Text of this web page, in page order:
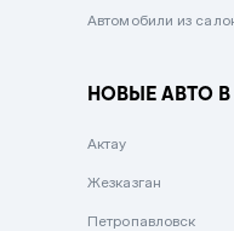
Вишневый
Автомобили из
НОВЫЕ АВТО
Актау
Жезказган
Петропавловск